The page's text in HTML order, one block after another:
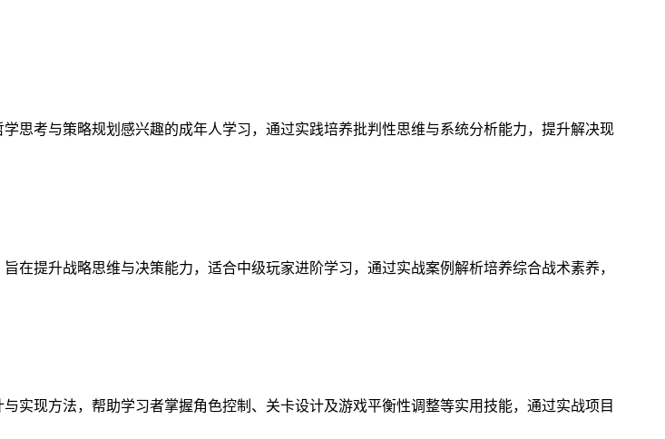
思考与策略规划感兴趣的成年人学习，通过实践培养批判性思维与系统分析能力，提升解决现
提升战略思维与决策能力，适合中级玩家进阶学习，通过实战案例解析培养综合战术素养，
实现方法，帮助学习者掌握角色控制、关卡设计及游戏平衡性调整等实用技能，通过实战项目